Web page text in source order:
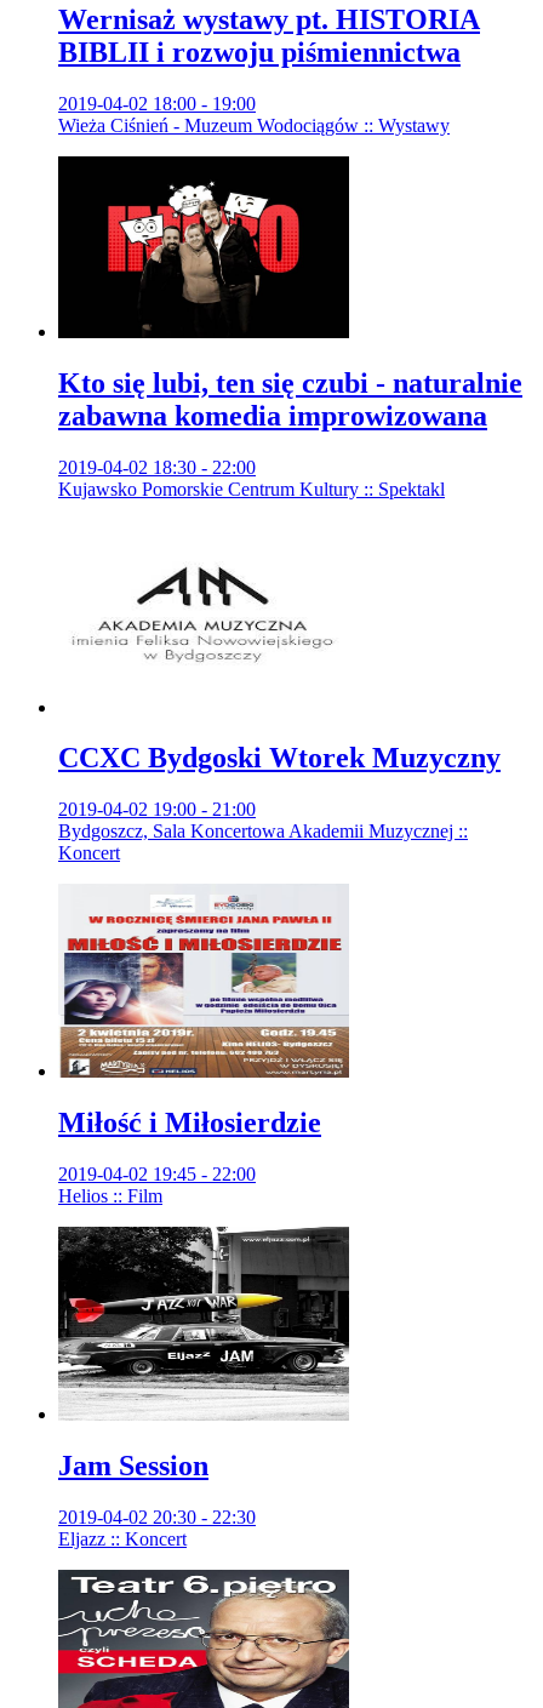
Wernisaż wystawy pt. HISTORIA
BIBLII i rozwoju piśmiennictwa
2019-04-02 18:00 - 19:00
Wieża Ciśnień - Muzeum Wodociągów :: Wystawy
Kto się lubi, ten się czubi - naturalnie
zabawna komedia improwizowana
2019-04-02 18:30 - 22:00
Kujawsko Pomorskie Centrum Kultury :: Spektakl
CCXC Bydgoski Wtorek Muzyczny
2019-04-02 19:00 - 21:00
Bydgoszcz, Sala Koncertowa Akademii Muzycznej ::
Koncert
Miłość i Miłosierdzie
2019-04-02 19:45 - 22:00
Helios :: Film
Jam Session
2019-04-02 20:30 - 22:30
Eljazz :: Koncert